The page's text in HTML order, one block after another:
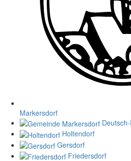
Markersdorf
Holtendorf
Gersdorf
Friedersdorf